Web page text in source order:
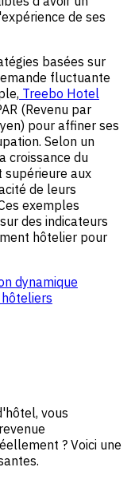
de ses
basées sur
fluctuante
Treebo Hotel
(Revenu par
pour affiner ses
Selon un
croissance du
supérieure aux
de leurs
exemples
des indicateurs
hôtelier pour
dynamique
vous
? Voici une